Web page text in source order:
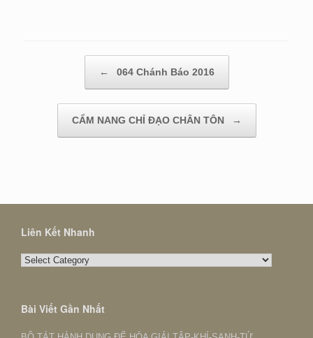
← 064 Chánh Báo 2016
CẨM NANG CHỈ ĐẠO CHÂN TÔN →
Liên Kết Nhanh
Liên
Bài Viết Gần Nhất